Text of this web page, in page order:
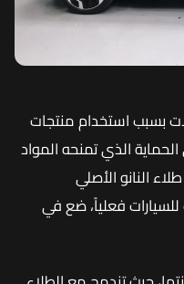
بسبب استخدام منتجات
الذي تمنحه المواد
النانو الأصلي
للسيارات فعلياً، ضع في